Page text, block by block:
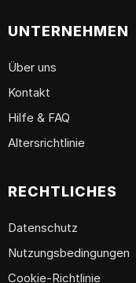
UNTERNEHMEN
Über uns
Kontakt
Hilfe & FAQ
Altersrichtlinie
RECHTLICHES
Datenschutz
Nutzungsbedingungen
Cookie-Richtlinie